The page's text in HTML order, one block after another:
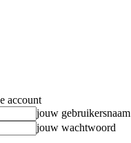
account
jouw gebruikersnaam
jouw wachtwoord